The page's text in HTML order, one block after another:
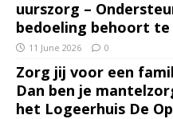
uurszorg –
bedoeling behoort te
11 June 2026 0
Zorg jij voor een
Dan ben je
het Logeerhuis De